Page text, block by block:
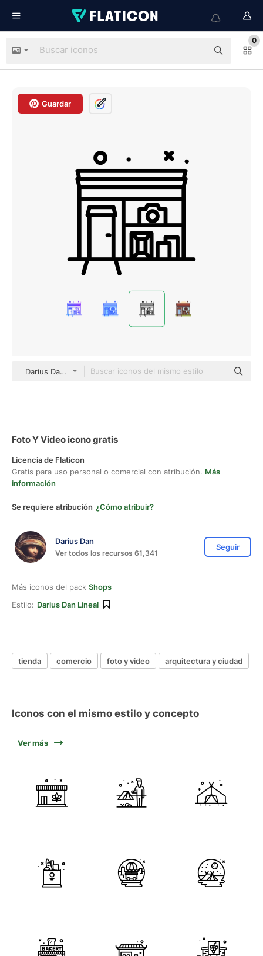
0
Guardar
Darius Dan Lineal
Foto Y Video icono gratis
Licencia de Flaticon
Gratis para uso personal o comercial con atribución. Más
información
Se requiere atribución ¿Cómo atribuir?
Darius Dan
Ver todos los recursos 61,341
Seguir
Más iconos del pack Shops
Estilo: Darius Dan Lineal
tienda comercio foto y video arquitectura y ciudad
Iconos con el mismo estilo y concepto
Ver más